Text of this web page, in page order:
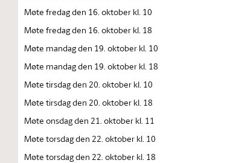
Møte fredag den 16. oktober kl. 10
Møte fredag den 16. oktober kl. 18
Møte mandag den 19. oktober kl. 10
Møte mandag den 19. oktober kl. 18
Møte tirsdag den 20. oktober kl. 10
Møte tirsdag den 20. oktober kl. 18
Møte onsdag den 21. oktober kl. 11
Møte torsdag den 22. oktober kl. 10
Møte torsdag den 22. oktober kl. 18